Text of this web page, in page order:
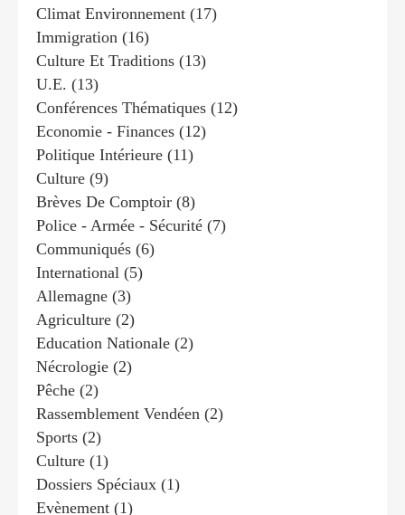
Climat Environnement (17)
Immigration (16)
Culture Et Traditions (13)
U.e. (13)
Conférences Thématiques (12)
Economie - Finances (12)
Politique Intérieure (11)
Culture (9)
Brèves De Comptoir (8)
Police - Armée - Sécurité (7)
Communiqués (6)
International (5)
Allemagne (3)
Agriculture (2)
Education Nationale (2)
Nécrologie (2)
Pêche (2)
Rassemblement Vendéen (2)
Sports (2)
Culture (1)
Dossiers Spéciaux (1)
Evènement (1)